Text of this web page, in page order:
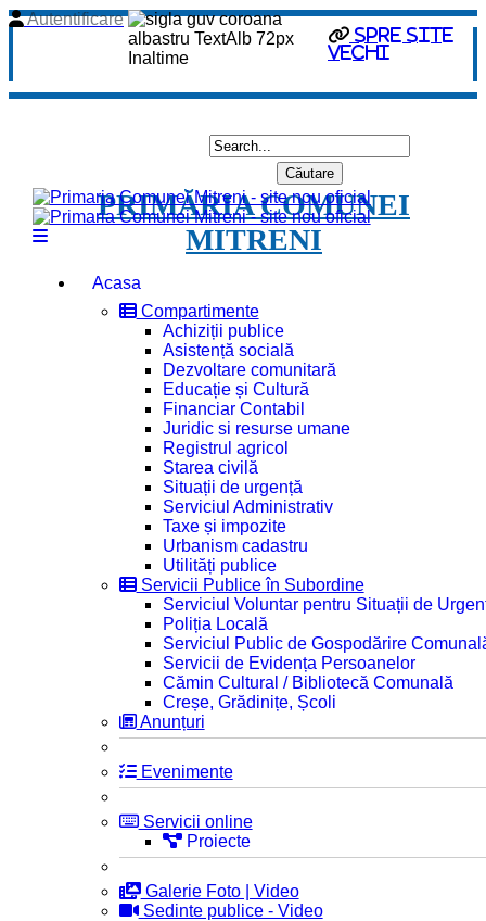
spre site
vechi
Autentificare
PRIMĂRIA COMUNEI
MITRENI
Acasa
Compartimente
Achiziții publice
Asistență socială
Dezvoltare comunitară
Educație și Cultură
Financiar Contabil
Juridic si resurse umane
Registrul agricol
Starea civilă
Situații de urgență
Serviciul Administrativ
Taxe și impozite
Urbanism cadastru
Utilități publice
Servicii Publice în Subordine
Serviciul Voluntar pentru Situații de
Poliția Locală
Serviciul Public de Gospodărire
Servicii de Evidența Persoanelor
Cămin Cultural / Bibliotecă Comunală
Creșe, Grădinițe, Școli
Anunțuri
Evenimente
Servicii online
Proiecte
Galerie Foto | Video
Sedinte publice - Video